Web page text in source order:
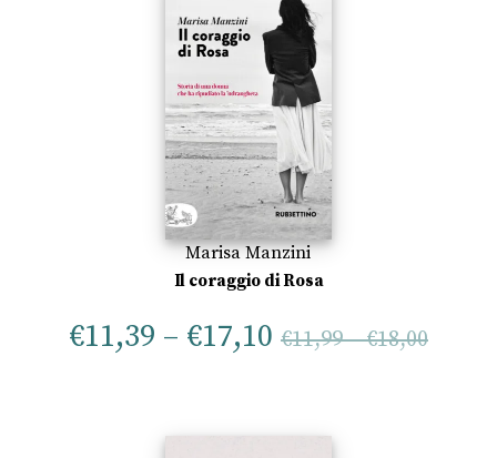
Marisa Manzini
Il coraggio di Rosa
€11,39 – €17,10 €11,99–€18,00